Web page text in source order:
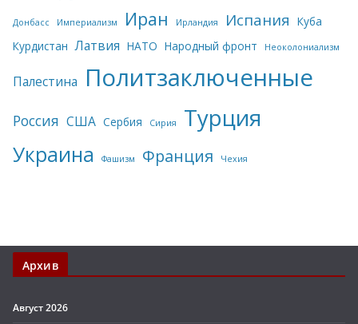
Донбасс Империализм Иран Ирландия Испания Куба
Курдистан Латвия НАТО Народный фронт Неоколониализм
Палестина Политзаключенные
Россия США Сербия Сирия Турция
Украина Фашизм Франция Чехия
Архив
Август 2026